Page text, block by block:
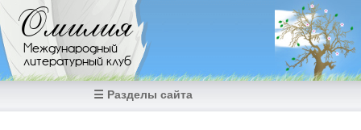
Перейти к основному содержанию
Омилия
Международный
литературный клуб
☰ Разделы сайта